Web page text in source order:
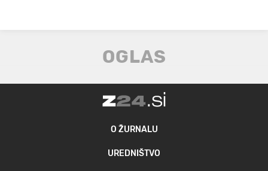
O ŽURNALU
UREDNIŠTVO